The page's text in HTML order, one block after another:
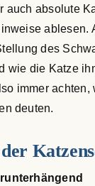
auch absolute
ablesen.
des
wie die Katze
immer achten,
deuten.